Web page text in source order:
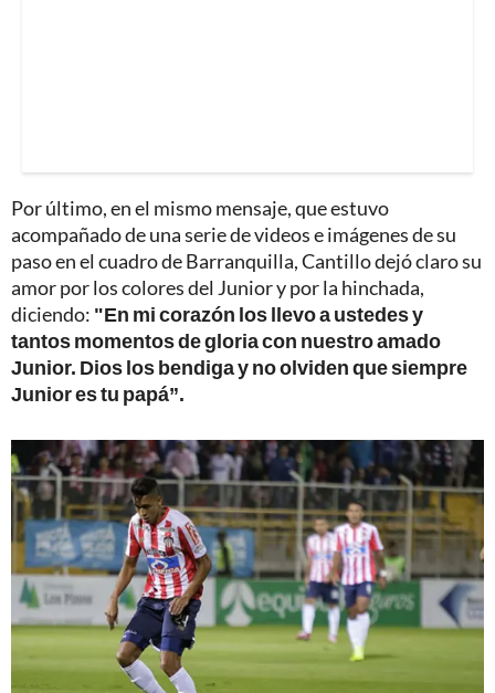
Por último, en el mismo mensaje, que estuvo
acompañado de una serie de videos e imágenes de su
paso en el cuadro de Barranquilla, Cantillo dejó claro su
amor por los colores del Junior y por la hinchada,
diciendo: "En mi corazón los llevo a ustedes y
tantos momentos de gloria con nuestro amado
Junior. Dios los bendiga y no olviden que siempre
Junior es tu papá”.